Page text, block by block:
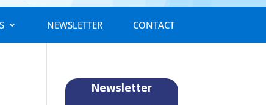
NEWSLETTER CONTACT
Newsletter